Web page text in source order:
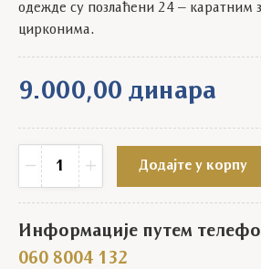
9.000,00динара
одежде су позлаћени 24 – каратним
цирконима.
−
Икона Свети апостол Лука славска
+ Додајте у корпу
Информације путем
060 8004 132